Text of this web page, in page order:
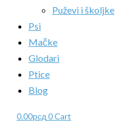
Puževi i školjke
Psi
Mačke
Glodari
Ptice
Blog
0.00рсд 0Cart